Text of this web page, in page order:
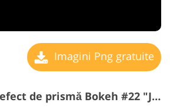
Imagini Png gratuite
Suprapuneri cu efect de prismă Bokeh #22 "Joyful Dance"